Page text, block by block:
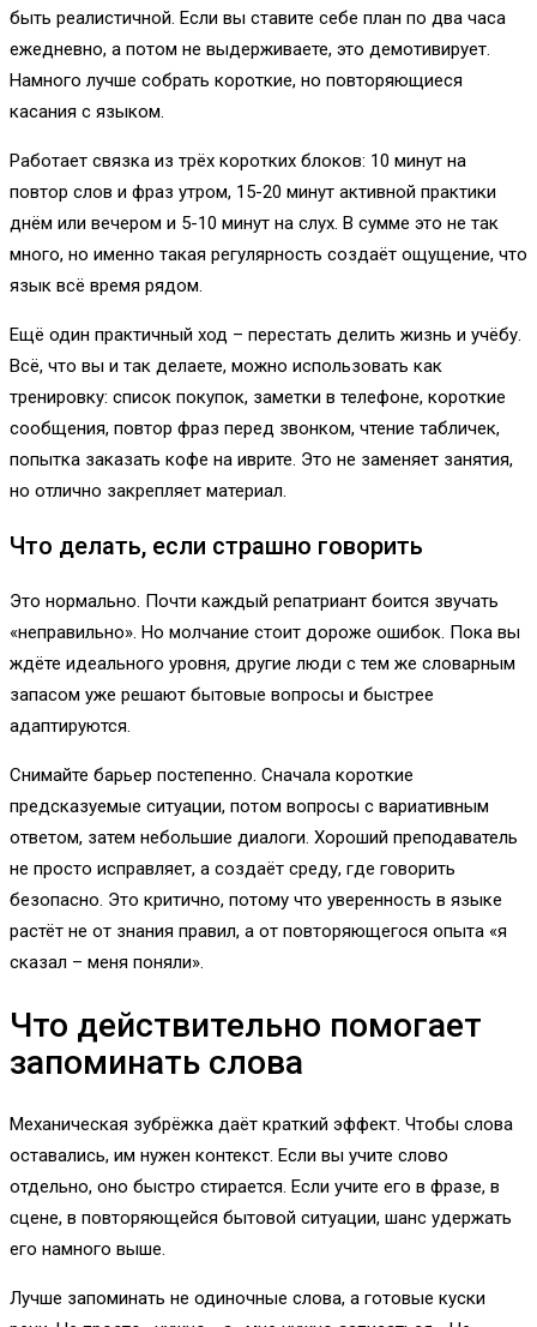
быть реалистичной. Если вы ставите себе план по два часа
ежедневно, а потом не выдерживаете, это демотивирует.
Намного лучше собрать короткие, но повторяющиеся
касания с языком.
Работает связка из трёх коротких блоков: 10 минут на
повтор слов и фраз утром, 15-20 минут активной практики
днём или вечером и 5-10 минут на слух. В сумме это не так
много, но именно такая регулярность создаёт ощущение, что
язык всё время рядом.
Ещё один практичный ход – перестать делить жизнь и учёбу.
Всё, что вы и так делаете, можно использовать как
тренировку: список покупок, заметки в телефоне, короткие
сообщения, повтор фраз перед звонком, чтение табличек,
попытка заказать кофе на иврите. Это не заменяет занятия,
но отлично закрепляет материал.
Что делать, если страшно говорить
Это нормально. Почти каждый репатриант боится звучать
«неправильно». Но молчание стоит дороже ошибок. Пока вы
ждёте идеального уровня, другие люди с тем же словарным
запасом уже решают бытовые вопросы и быстрее
адаптируются.
Снимайте барьер постепенно. Сначала короткие
предсказуемые ситуации, потом вопросы с вариативным
ответом, затем небольшие диалоги. Хороший преподаватель
не просто исправляет, а создаёт среду, где говорить
безопасно. Это критично, потому что уверенность в языке
растёт не от знания правил, а от повторяющегося опыта «я
сказал – меня поняли».
Что действительно помогает
запоминать слова
Механическая зубрёжка даёт краткий эффект. Чтобы слова
оставались, им нужен контекст. Если вы учите слово
отдельно, оно быстро стирается. Если учите его в фразе, в
сцене, в повторяющейся бытовой ситуации, шанс удержать
его намного выше.
Лучше запоминать не одиночные слова, а готовые куски